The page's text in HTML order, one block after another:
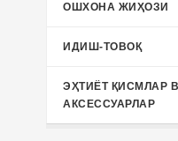
ОШХОНА ЖИҲОЗИ
ИДИШ-ТОВОҚ
ЭҲТИЁТ ҚИСМЛАР
АКСЕССУАРЛАР